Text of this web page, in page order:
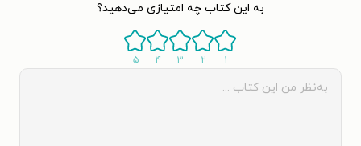
به این کتاب چه امتیازی می‌دهید؟
۱ ۲ ۳ ۴ ۵